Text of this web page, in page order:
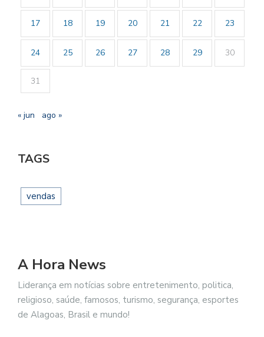
17 18 19 20 21 22 23
24 25 26 27 28 29 30
31
« jun ago »
TAGS
vendas
A Hora News
Liderança em notícias sobre entretenimento, politica,
religioso, saúde, famosos, turismo, segurança, esportes
de Alagoas, Brasil e mundo!